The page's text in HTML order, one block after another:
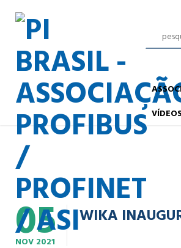
VÍDEOS
05
NOV 2021
WIKA